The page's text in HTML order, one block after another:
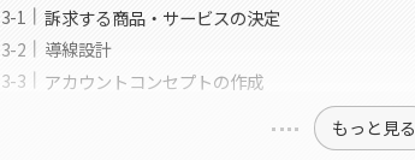
訴求する商品・サービスの決定
導線設計
アカウントコンセプトの作成
もっと見る